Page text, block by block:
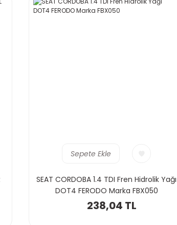
Sepete Ekle
SEAT CORDOBA 1.4 TDI Fren Hidrolik Yağı
DOT4 FERODO Marka FBX050
238,04 TL